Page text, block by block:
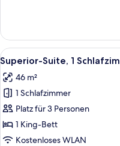
Alle
Fotos
für
Superior-
Suite,
1
Schlafzimmer
8
Superior-Suite, 1
46 m²
1 Schlafzimmer
Platz für 3 Personen
1 King-Bett
Kostenloses WLAN